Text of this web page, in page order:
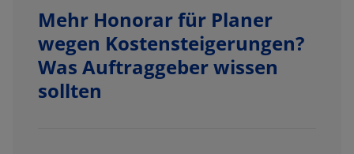
Mehr Honorar für Planer
wegen Kostensteigerungen?
Was Auftraggeber wissen
sollten